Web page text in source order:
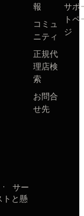
報
コミュ
ニティ
正規代
理店検
索
お問合
せ先
サポ
トペ
ジ
·
サー
トと懸